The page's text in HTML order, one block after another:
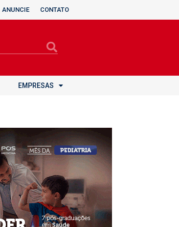
ANUNCIE CONTATO
EMPRESAS